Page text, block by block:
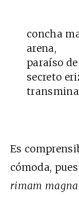
concha
arena,
paraíso
secreto
Es
cómoda,
rimam magna